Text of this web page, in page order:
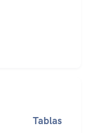
Tablas